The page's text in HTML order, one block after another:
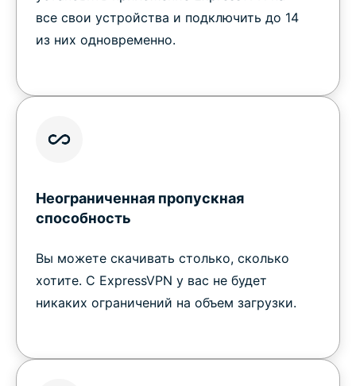
все свои устройства и подключить до 14
из них одновременно.
Неограниченная пропускная
способность
Вы можете скачивать столько, сколько
хотите. С ExpressVPN у вас не будет
никаких ограничений на объем загрузки.